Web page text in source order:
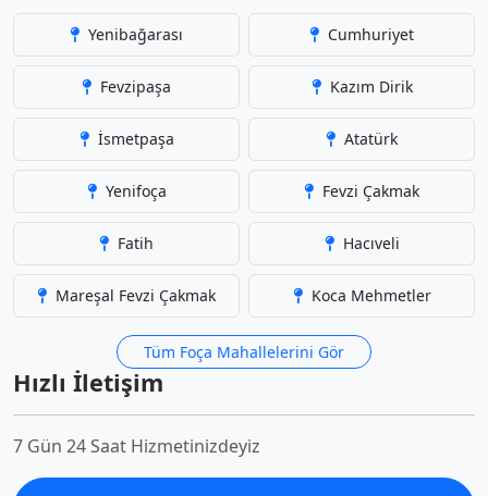
Yenibağarası Cumhuriyet
Fevzipaşa Kazım Dirik
İsmetpaşa Atatürk
Yenifoça Fevzi Çakmak
Fatih Hacıveli
Mareşal Fevzi Çakmak Koca Mehmetler
Tüm Foça Mahallelerini Gör
Hızlı İletişim
7 Gün 24 Saat Hizmetinizdeyiz